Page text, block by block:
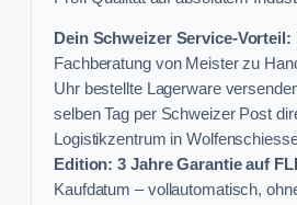
Dein Schweizer Service-Vorteil:
Fachberatung von Meister zu
Uhr bestellte Lagerware
selben Tag per Schweizer Post
Logistikzentrum in
Edition: 3 Jahre Garantie auf
Kaufdatum – vollautomatisch,